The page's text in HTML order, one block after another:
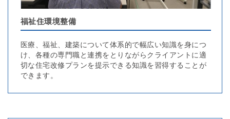
福祉住環境整備
医療、福祉、建築について体系的で幅広い知識を身につ
け、各種の専門職と連携をとりながらクライアントに適
切な住宅改修プランを提示できる知識を習得することが
できます。